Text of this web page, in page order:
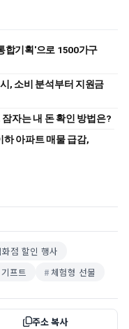
합기획'으로 1500가구
, 소비 분석부터 지원금
자는 내 돈 확인 방법은?
하 아파트 매물 급감,
화점 할인 행사
프트 체험형 선물
주소 복사